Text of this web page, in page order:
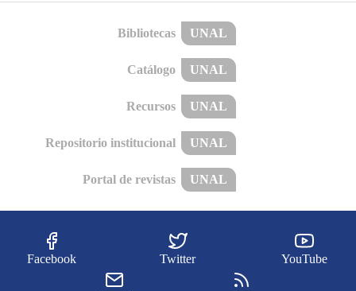
Bibliotecas UNAL
Catálogo UNAL
Recursos UNAL
Repositorio institucional UNAL
Portal de revistas UNAL
Facebook Twitter YouTube